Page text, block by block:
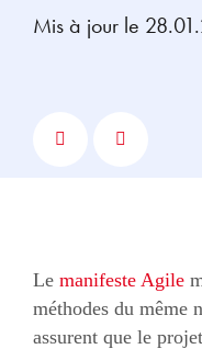
Mis à jour le
Le manifeste Agile
méthodes du même
assurent que le